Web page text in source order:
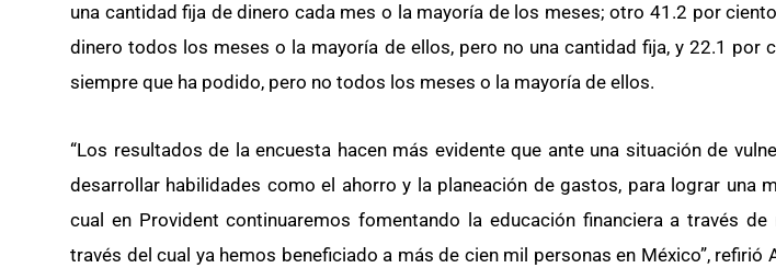
una cantidad fija de dinero cada mes o la mayoría de los meses; otro 41.2 por
dinero todos los meses o la mayoría de ellos, pero no una cantidad fija, y 22.1 por
siempre que ha podido, pero no todos los meses o la mayoría de ellos.
“Los resultados de la encuesta hacen más evidente que ante una situación de
desarrollar habilidades como el ahorro y la planeación de gastos, para lograr una
cual en Provident continuaremos fomentando la educación financiera a través
través del cual ya hemos beneficiado a más de cien mil personas en México”,